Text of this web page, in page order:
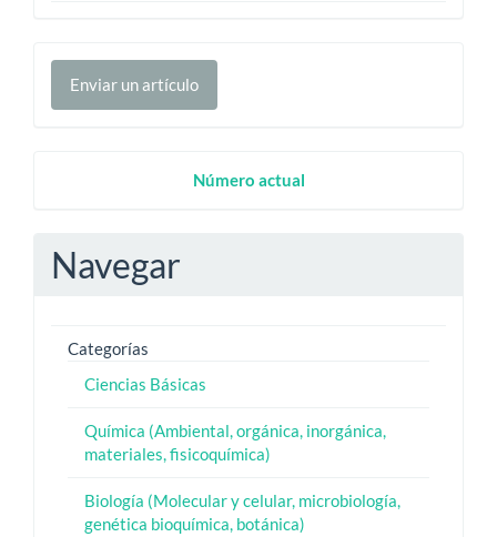
Enviar
unEnviar un artículo
Número actual
Navegar
Categorías
Ciencias Básicas
Química (Ambiental, orgánica, inorgánica,
materiales, fisicoquímica)
Biología (Molecular y celular, microbiología,
genética bioquímica, botánica)